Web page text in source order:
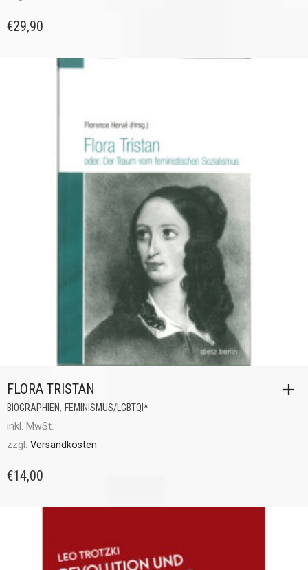
€29,90
FLORA TRISTAN
BIOGRAPHIEN, FEMINISMUS/LGBTQI*
inkl. MwSt.
zzgl. Versandkosten
€14,00